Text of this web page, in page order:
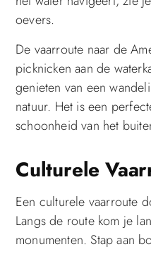
oevers.
De vaarroute naar de
picknicken aan de
genieten van een
natuur. Het is een
schoonheid van het
Culturele
Een culturele vaarroute
Langs de route kom je
monumenten. Stap aan